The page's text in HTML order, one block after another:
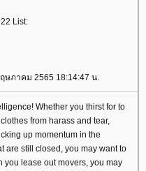
List:
ษภาคม 2565 18:14:47 น.
Whether you thirst for to
from harass and tear,
up momentum in the
are still closed, you may want to
you lease out movers, you may